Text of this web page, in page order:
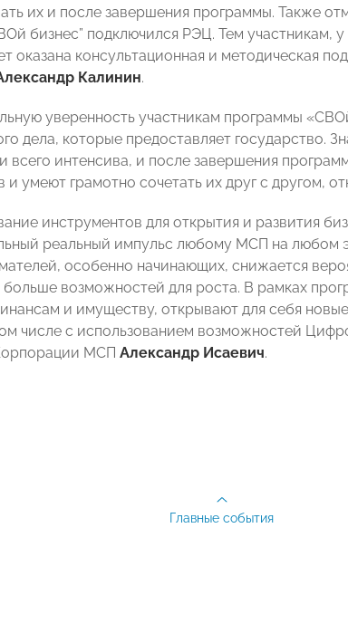
их и после завершения программы. Также
бизнес” подключился РЭЦ. Тем участникам,
оказана консультационная и методическая
Калинин.
уверенность участникам программы
дела, которые предоставляет государство.
всего интенсива, и после завершения
и умеют грамотно сочетать их друг с другом,
инструментов для открытия и развития
реальный импульс любому МСП на любом
особенно начинающих, снижается
больше возможностей для роста. В рамках
и имуществу, открывают для себя
числе с использованием возможностей
МСП Александр Исаевич.
Главные события